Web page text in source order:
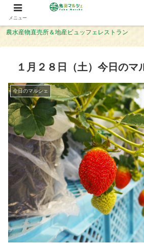
農水産物直売所＆地産ビュッフェレストラン
１月２８日（土）今日のマ
今日のマルシェ
メニュー